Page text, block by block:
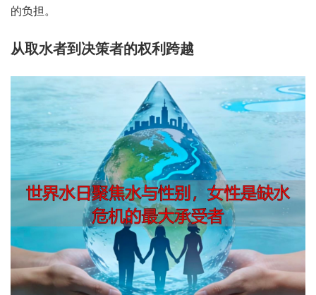
的负担。
从取水者到决策者的权利跨越